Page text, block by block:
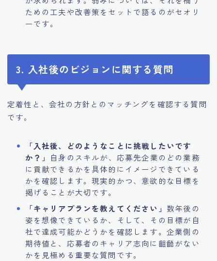
ための工夫や改善策をセットで語るのがセオリ
ーです。
3. 入社後のビジョンに関する質問
定着性と、会社の方針とのマッチングを確認する質問
です。
「入社後、どのようなことに挑戦したいです
か？」
自身のスキルが、応募先企業のどの業務
に貢献できるかを具体的にイメージできている
かを確認します。現実的かつ、意欲的な目標を
掲げることが大切です。
「キャリアプランを教えてください」 数年後の
姿を想像できているか、そして、その目標が自
社で達成可能かどうかを確認します。企業側の
期待値と、応募者のキャリア志向に齟齬がない
かを見極める重要な質問です。